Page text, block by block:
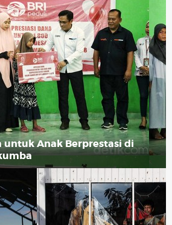
untuk Anak Berprestasi di